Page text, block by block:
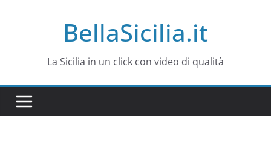
BellaSicilia.it
La Sicilia in un click con video di qualità